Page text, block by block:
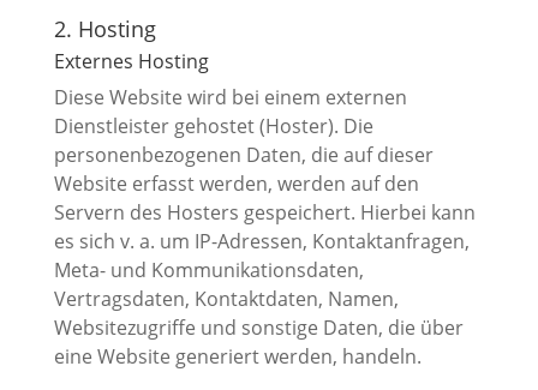
2. Hosting
Externes Hosting
Diese Website wird bei einem externen
Dienstleister gehostet (Hoster). Die
personenbezogenen Daten, die auf dieser
Website erfasst werden, werden auf den
Servern des Hosters gespeichert. Hierbei kann
es sich v. a. um IP-Adressen, Kontaktanfragen,
Meta- und Kommunikationsdaten,
Vertragsdaten, Kontaktdaten, Namen,
Websitezugriffe und sonstige Daten, die über
eine Website generiert werden, handeln.